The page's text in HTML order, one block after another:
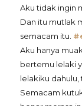
Aku tidak ingin
Dan itu mutlak
semacam itu.
Aku hanya
bertemu lelaki
lelakiku dahulu,
Semacam